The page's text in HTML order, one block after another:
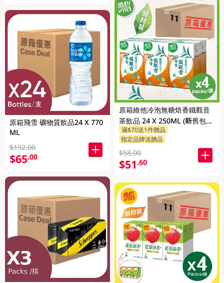
原箱飛雪 礦物質飲品24 X 770
ML
$192.00
$65.00
原箱維他冷泡無糖焙香鐵觀音
茶飲品 24 X 250ML (新舊包裝
隨機發貨)
滿$70送1件贈品
指定品牌送贈品
$58.00
$51.60